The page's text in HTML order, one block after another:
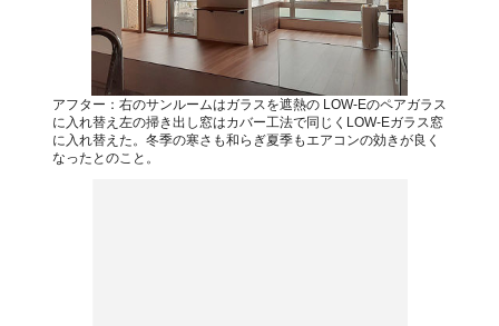
アフター：右のサンルームはガラスを遮熱の LOW-Eのペアガラス
に入れ替え左の掃き出し窓はカバー工法で同じくLOW-Eガラス窓
に入れ替えた。冬季の寒さも和らぎ夏季もエアコンの効きが良く
なったとのこと。